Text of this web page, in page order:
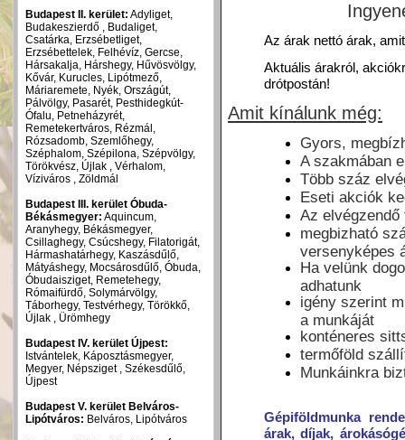
Budapest II. kerület: Adyliget,
Budakeszierdő , Budaliget,
Csatárka, Erzsébetliget,
Erzsébettelek, Felhévíz, Gercse,
Hársakalja, Hárshegy, Hűvösvölgy,
Kővár, Kurucles, Lipótmező,
Máriaremete, Nyék, Országút,
Pálvölgy, Pasarét, Pesthidegkút-
Ófalu, Petneházyrét,
Remetekertváros, Rézmál,
Rózsadomb, Szemlőhegy,
Széphalom, Szépilona, Szépvölgy,
Törökvész, Újlak , Vérhalom,
Víziváros , Zöldmál
Budapest III. kerület Óbuda-
Békásmegyer: Aquincum,
Aranyhegy, Békásmegyer,
Csillaghegy, Csúcshegy, Filatorigát,
Hármashatárhegy, Kaszásdűlő,
Mátyáshegy, Mocsárosdűlő, Óbuda,
Óbudaisziget, Remetehegy,
Rómaifürdő, Solymárvölgy,
Táborhegy, Testvérhegy, Törökkő,
Újlak , Ürömhegy
Budapest IV. kerület Újpest:
Istvántelek, Káposztásmegyer,
Megyer, Népsziget , Székesdűlő,
Újpest
Budapest V. kerület Belváros-
Lipótváros: Belváros, Lipótváros
Az árak nettó árak,
Aktuális árakról,
drótpostán!
Amit kínálunk még:
Gyors,
A szakmában
Több száz
Eseti akciók
Az elvégzendő
megbizható
versenyképes
Ha velünk
adhatunk
igény szerint
a munkáját
konténeres
termőföld
Munkáinkra
Gépiföldmunka
árak, díjak,